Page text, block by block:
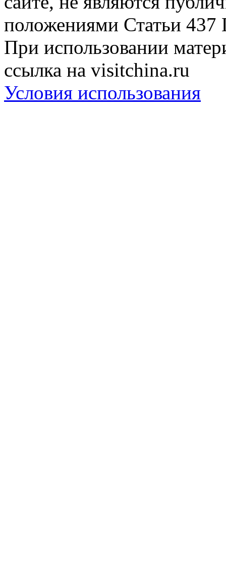
положениями Статьи 437
При использовании
ссылка на visitchina.ru
Условия использования